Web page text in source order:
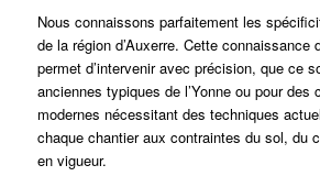
Nous connaissons parfaitement les
de la région d’Auxerre. Cette connaissance
permet d’intervenir avec précision, que ce
anciennes typiques de l’Yonne ou pour des
modernes nécessitant des techniques
chaque chantier aux contraintes du sol, du
en vigueur.